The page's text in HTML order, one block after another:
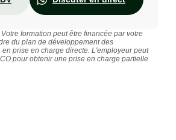
formation peut être financée par votre
du plan de développement des
prise en charge directe. L'employeur peut
pour obtenir une prise en charge partielle